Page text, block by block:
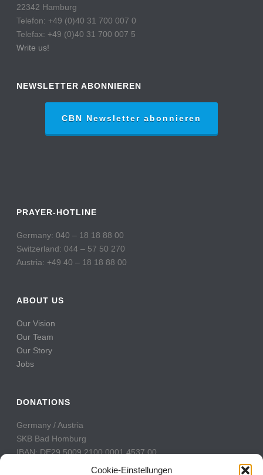
Cookie-Einstellungen
22342 Hamburg
Telefon: +49 (0)40 31 700 007 0
Telefax: +49 (0)40 31 700 007 5
Write us!
NEWSLETTER ABONNIEREN
CBN Newsletter abonnieren
PRAYER-HOTLINE
Germany: 040 – 18 18 88 00
Switzerland: 044 – 57 50 270
Austria: +49 40 – 18 18 88 00
ABOUT US
Our Vision
Our Team
Our Story
Jobs
DONATIONS
Germany / Austria
SKB Bad Homburg
IBAN: DE29 5009 2100 0001 4537 00
BIC: GENODE51BH2